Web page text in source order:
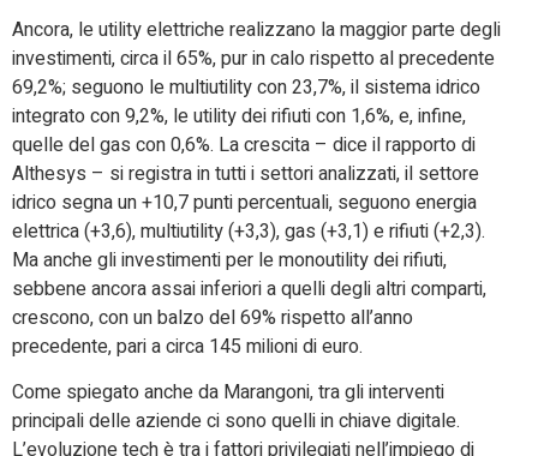
Ancora, le utility elettriche realizzano la maggior parte degli
investimenti, circa il 65%, pur in calo rispetto al precedente
69,2%; seguono le multiutility con 23,7%, il sistema idrico
integrato con 9,2%, le utility dei rifiuti con 1,6%, e, infine,
quelle del gas con 0,6%. La crescita – dice il rapporto di
Althesys – si registra in tutti i settori analizzati, il settore
idrico segna un +10,7 punti percentuali, seguono energia
elettrica (+3,6), multiutility (+3,3), gas (+3,1) e rifiuti (+2,3).
Ma anche gli investimenti per le monoutility dei rifiuti,
sebbene ancora assai inferiori a quelli degli altri comparti,
crescono, con un balzo del 69% rispetto all’anno
precedente, pari a circa 145 milioni di euro.
Come spiegato anche da Marangoni, tra gli interventi
principali delle aziende ci sono quelli in chiave digitale.
L’evoluzione tech è tra i fattori privilegiati nell’impiego di